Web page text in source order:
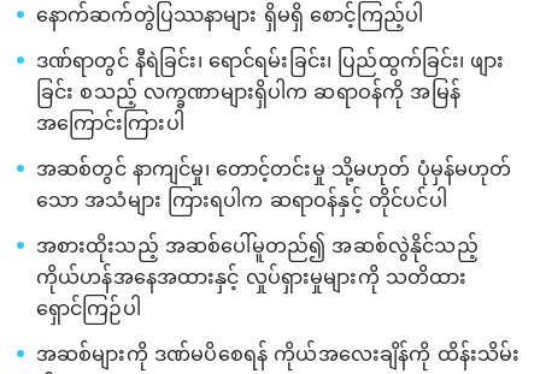
နောက်ဆက်တွဲပြဿနာများ ရှိမရှိ စောင့်ကြည့်ပါ
ဒဏ်ရာတွင် နီရဲခြင်း၊ ရောင်ရမ်းခြင်း၊ ပြည်ထွက်ခြင်း၊ ဖျား
ခြင်း စသည့် လက္ခဏာများရှိပါက ဆရာဝန်ကို အမြန်
အကြောင်းကြားပါ
အဆစ်တွင် နာကျင်မှု၊ တောင့်တင်းမှု သို့မဟုတ် ပုံမှန်မဟုတ်
သော အသံများ ကြားရပါက ဆရာဝန်နှင့် တိုင်ပင်ပါ
အစားထိုးသည့် အဆစ်ပေါ်မူတည်၍ အဆစ်လွဲနိုင်သည့်
ကိုယ်ဟန်အနေအထားနှင့် လှုပ်ရှားမှုများကို သတိထား
ရှောင်ကြဉ်ပါ
အဆစ်များကို ဒဏ်မပိစေရန် ကိုယ်အလေးချိန်ကို ထိန်းသိမ်း